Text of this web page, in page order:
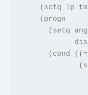
    (
setq lp
    (
progn
( setq ang
      (
cond (( =
(